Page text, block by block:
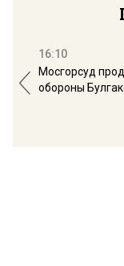
16:10
Мосгорсуд
обороны